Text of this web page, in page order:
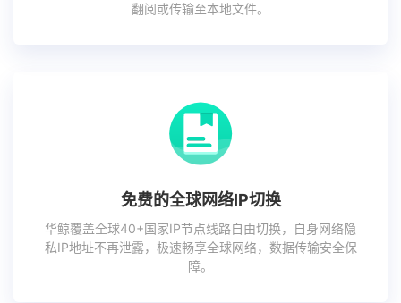
翻阅或传输至本地文件。
免费的全球网络IP切换
华鲸覆盖全球40+国家IP节点线路自由切换，自身网络隐
私IP地址不再泄露，极速畅享全球网络，数据传输安全保
障。